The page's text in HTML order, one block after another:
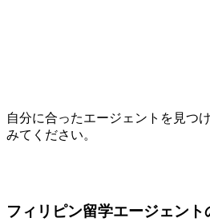
自分に合ったエージェントを見つ
みてください。
フィリピン留学エージェン